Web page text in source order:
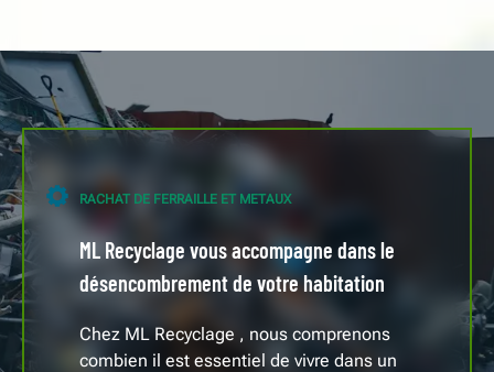
RACHAT DE FERRAILLE ET METAUX
ML Recyclage vous accompagne dans le
désencombrement de votre habitation
Chez ML Recyclage , nous comprenons
combien il est essentiel de vivre dans un